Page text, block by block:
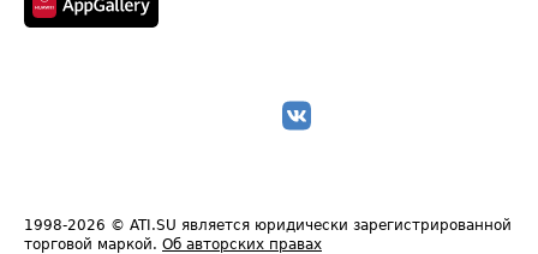
1998-2026 © ATI.SU является юридически зарегистрированной
торговой маркой. Об авторских правах